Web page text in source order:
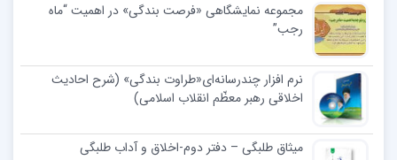
مجموعه نمایشگاهی «فرصت بندگی» در اهمیت “ماه
رجب”
نرم افزار چندرسانه‌ای«طراوت بندگی» (شرح احادیث
اخلاقی رهبر معظّم انقلاب اسلامی)
میثاق طلبگی – دفتر دوم-اخلاق و آداب طلبگی